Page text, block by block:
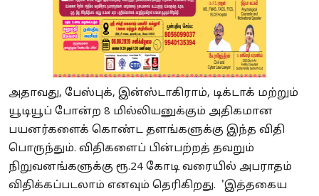
அதாவது, பேஸ்புக், இன்ஸ்டாகிராம், டிக்டாக் மற்றும்
யூடியூப் போன்ற 8 மில்லியனுக்கும் அதிகமான
பயனர்களைக் கொண்ட தளங்களுக்கு இந்த விதி
பொருந்தும். விதிகளைப் பின்பற்றத் தவறும்
நிறுவனங்களுக்கு ரூ.24 கோடி வரையில் அபராதம்
விதிக்கப்படலாம் எனவும் தெரிகிறது. 'இத்தகைய